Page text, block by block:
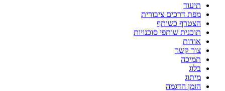
תיעוד
מפת דרכים ציבורית
הצטרף כשותף
תוכנית שותפי סוכנויות
אודות
צור קשר
תמיכה
בלוג
מיתוג
הזמן הדגמה